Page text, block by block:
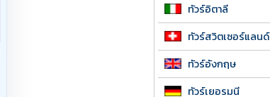
ทัวร์อิตาลี
ทัวร์สวิตเซอร์แลนด์
ทัวร์อังกฤษ
ทัวร์เยอรมนี